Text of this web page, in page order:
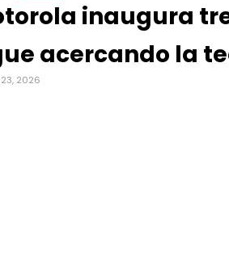
inaugura
acercando la
23, 2026